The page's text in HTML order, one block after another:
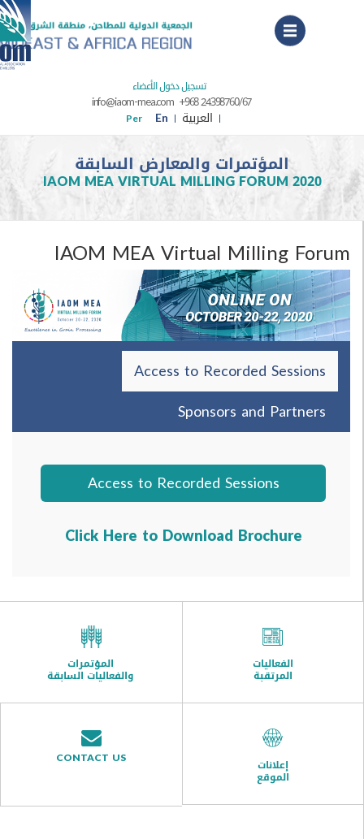
تسجيل دخول الأعضاء
info@iaom-mea.com +968 24398760/67
En
Per
المؤتمرات والمعارض السابقة
IAOM MEA VIRTUAL MILLING FORUM
IAOM MEA Virtual Milling
Access to Recorded
Sponsors and
Access to Recorded Sessions
Click Here to Download Brochure
والفعاليات السابقة
CONTACT US
Menu